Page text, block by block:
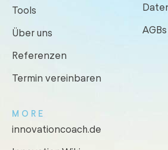
Tools
Über uns
Referenzen
Termin vereinbaren
AGBs
MORE
innovationcoach.de